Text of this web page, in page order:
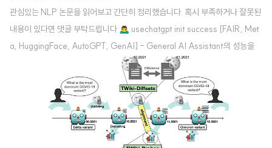
관심있는 NLP 논문을 읽어보고 간단히 정리했습니다. 혹시 부족하거나 잘못된
내용이 있다면 댓글 부탁드립니다 🙇‍♂️ usechatgpt init success [FAIR, Met
a, HuggingFace, AutoGPT, GenAI] - General AI Assistant의 성능을
평가하기 위해 real-word question으로 구성된 벤치마크, GAIA 공개 - 사람
은 풀기 쉽지만 인공지능 모델은 풀기 어려운 466개 (그중 166개만 annotati
on 공개) Q&A pair - 무려 Yann LeCun이 저자에 포함된 논문 1. Introducti
on LLM은 general tasks를 처리하는 우수한 능력으로 주목을 받았으나 이를
평가하는 시스템은 아직까지 open problem 최근의 벤..